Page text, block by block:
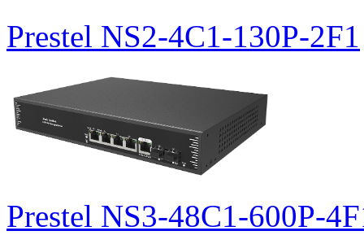
Prestel NS2-4C1-130P-2F1
Prestel NS3-48C1-600P-